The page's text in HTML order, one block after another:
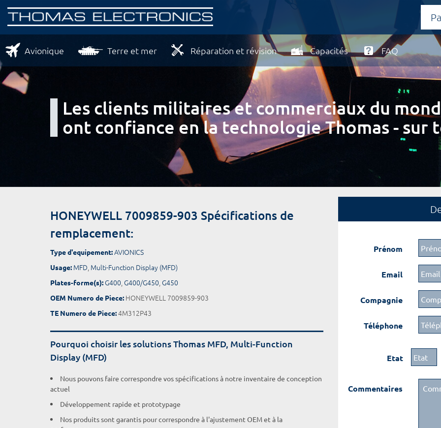
Avionique Terre et mer Réparation et révision Capacités FAQ
Les clients militaires et commerciaux du
ont confiance en la technologie Thomas - sur
HONEYWELL 7009859-903 Spécifications de
remplacement:
Type d'equipement:AVIONICS
Usage: MFD, Multi-Function Display (MFD)
Plates-forme(s): G400, G400/G450, G450
OEM Numero de Piece: HONEYWELL 7009859-903
TE Numero de Piece:4M312P43
Pourquoi choisir les solutions Thomas MFD, Multi-Function
Display (MFD)
Nous pouvons faire correspondre vos spécifications à notre inventaire de conception
actuel
Développement rapide et prototypage
Nos produits sont garantis pour correspondre à l'ajustement OEM et à la
Prénom
Email
Compagnie
Téléphone
Etat
Commentaires